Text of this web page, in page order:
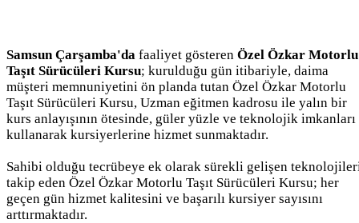
Samsun Çarşamba'da faaliyet gösteren Özel Özkar Motorlu
Taşıt Sürücüleri Kursu; kurulduğu gün itibariyle, daima
müşteri memnuniyetini ön planda tutan Özel Özkar Motorlu
Taşıt Sürücüleri Kursu, Uzman eğitmen kadrosu ile yalın bir
kurs anlayışının ötesinde, güler yüzle ve teknolojik imkanları
kullanarak kursiyerlerine hizmet sunmaktadır.
Sahibi olduğu tecrübeye ek olarak sürekli gelişen
takip eden Özel Özkar Motorlu Taşıt Sürücüleri Kursu; her
geçen gün hizmet kalitesini ve başarılı kursiyer sayısını
arttırmaktadır.